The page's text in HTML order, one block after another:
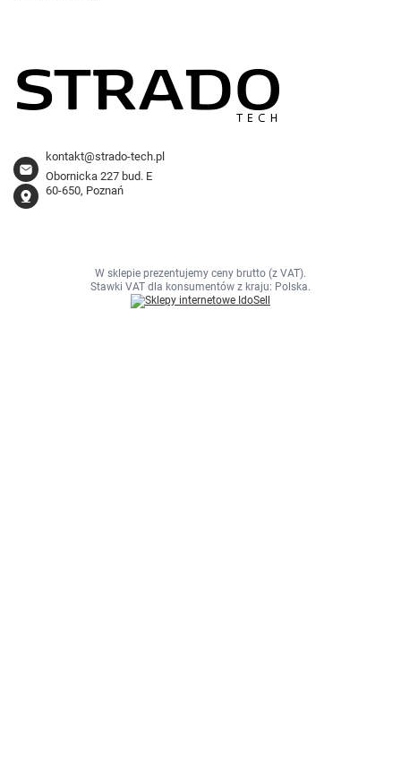
kontakt@strado-tech.pl
Obornicka 227 bud. E
60-650, Poznań
W sklepie prezentujemy ceny brutto (z VAT).
Stawki VAT dla konsumentów z kraju: Polska.